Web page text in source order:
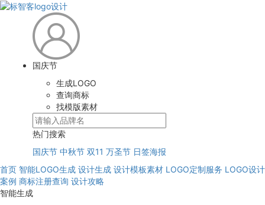
国庆节
生成LOGO
查询商标
找模版素材
热门搜索
国庆节 中秋节 双11 万圣节 日签海报
首页 智能LOGO生成 设计生成 设计模板素材 LOGO定制服务 LOGO设计
案例 商标注册查询 设计攻略
智能生成